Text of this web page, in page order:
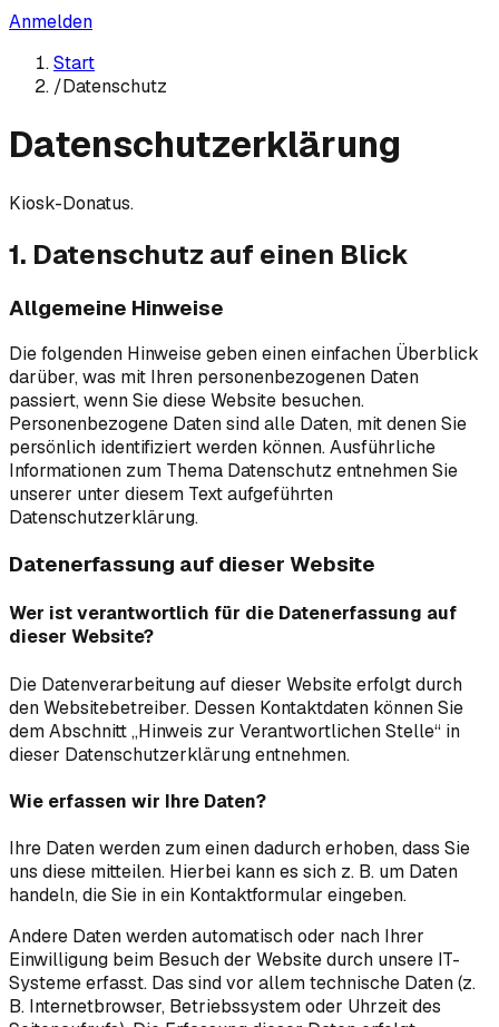
Anmelden
Start
/Datenschutz
Datenschutzerklärung
Kiosk-Donatus.
1. Datenschutz auf einen Blick
Allgemeine Hinweise
Die folgenden Hinweise geben einen einfachen Überblick
darüber, was mit Ihren personenbezogenen Daten
passiert, wenn Sie diese Website besuchen.
Personenbezogene Daten sind alle Daten, mit denen Sie
persönlich identifiziert werden können. Ausführliche
Informationen zum Thema Datenschutz entnehmen Sie
unserer unter diesem Text aufgeführten
Datenschutzerklärung.
Datenerfassung auf dieser Website
Wer ist verantwortlich für die Datenerfassung auf
dieser Website?
Die Datenverarbeitung auf dieser Website erfolgt durch
den Websitebetreiber. Dessen Kontaktdaten können Sie
dem Abschnitt „Hinweis zur Verantwortlichen Stelle“ in
dieser Datenschutzerklärung entnehmen.
Wie erfassen wir Ihre Daten?
Ihre Daten werden zum einen dadurch erhoben, dass Sie
uns diese mitteilen. Hierbei kann es sich z. B. um Daten
handeln, die Sie in ein Kontaktformular eingeben.
Andere Daten werden automatisch oder nach Ihrer
Einwilligung beim Besuch der Website durch unsere IT-
Systeme erfasst. Das sind vor allem technische Daten (z.
B. Internetbrowser, Betriebssystem oder Uhrzeit des